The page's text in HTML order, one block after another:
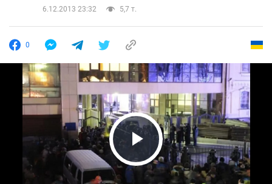
6.12.2013 23:32
5,7 т.
0
Play Video